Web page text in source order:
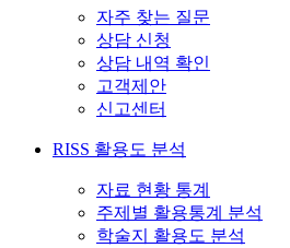
자주 찾는 질문
상담 신청
상담 내역 확인
고객제안
신고센터
RISS 활용도 분석
자료 현황 통계
주제별 활용통계 분석
학술지 활용도 분석